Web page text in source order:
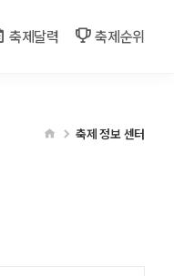
축제달력 축제순위
축제 정보 센터